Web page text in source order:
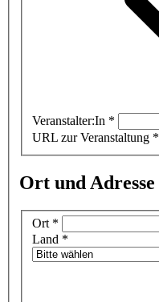
Veranstalter:In *
URL zur Veranstaltung *
Ort und Adresse
Ort *
Land *